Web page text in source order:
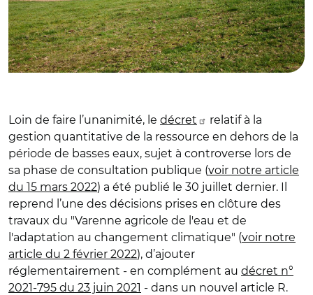
Loin de faire l’unanimité, le décret
relatif à la
gestion quantitative de la ressource en dehors de la
période de basses eaux, sujet à controverse lors de
sa phase de consultation publique (voir notre article
du 15 mars 2022) a été publié le 30 juillet dernier. Il
reprend l’une des décisions prises en clôture des
travaux du "Varenne agricole de l'eau et de
l'adaptation au changement climatique" (voir notre
article du 2 février 2022), d’ajouter
réglementairement - en complément au décret n°
2021-795 du 23 juin 2021 - dans un nouvel article R.